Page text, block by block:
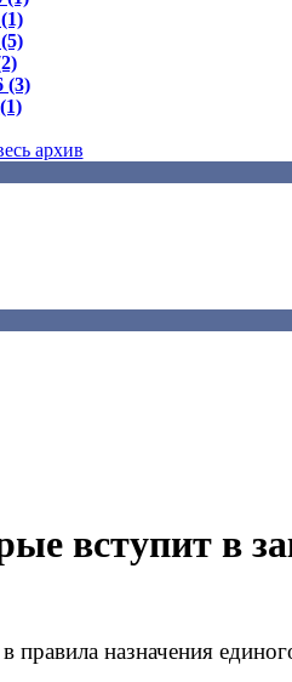
(3)
архив
вступит в
назначения